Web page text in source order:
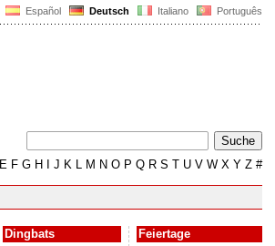
Español Deutsch Italiano Português
E F G H J K L M N O P Q R S T U V W X Y Z #
Dingbats
Feiertage